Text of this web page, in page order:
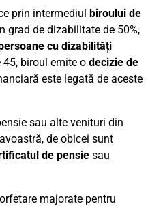
prin intermediul biroului de
grad de dizabilitate de 50%,
cu dizabilități
45, biroul emite o decizie de
este legată de aceste
sau alte venituri din
de obicei sunt
de pensie sau
majorate pentru